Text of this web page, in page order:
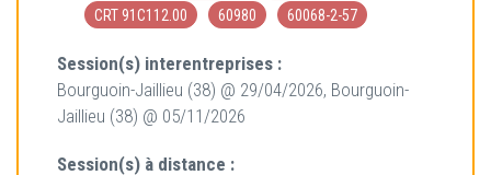
CRT 91C112.00
60980 60068-2-57
Session(s) interentreprises :
Bourguoin-Jaillieu (38) @ 29/04/2026, Bourguoin-
Jaillieu (38) @ 05/11/2026
Session(s) à distance :